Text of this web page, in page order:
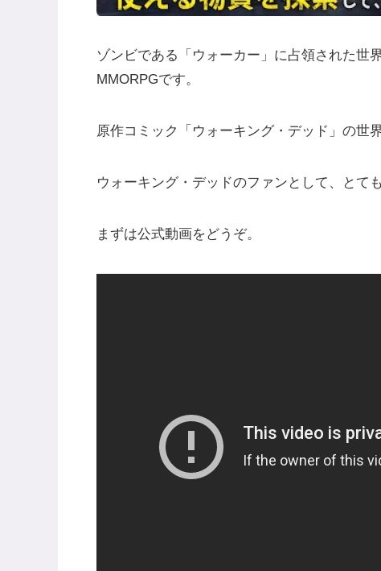
ゾンビである「ウォーカー」に占領された世
MMORPGです。
原作コミック「ウォーキング・デッド」の世
ウォーキング・デッドのファンとして、とて
まずは公式動画をどうぞ。